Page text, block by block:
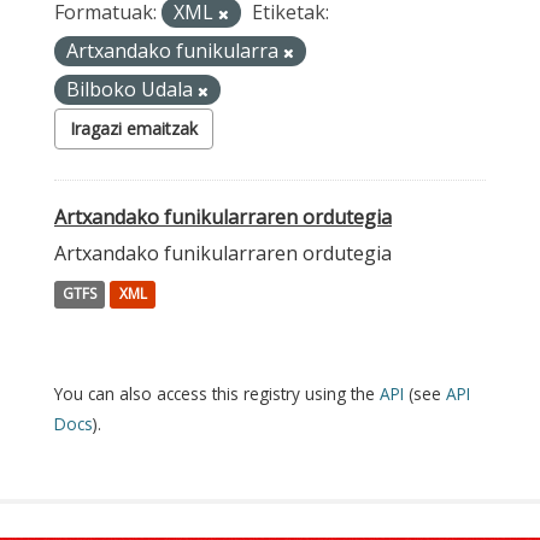
Formatuak: XML
Etiketak:
Artxandako funikularra
Bilboko Udala
Iragazi emaitzak
Artxandako funikularraren ordutegia
Artxandako funikularraren ordutegia
GTFS XML
You can also access this registry using the API (see API
Docs).